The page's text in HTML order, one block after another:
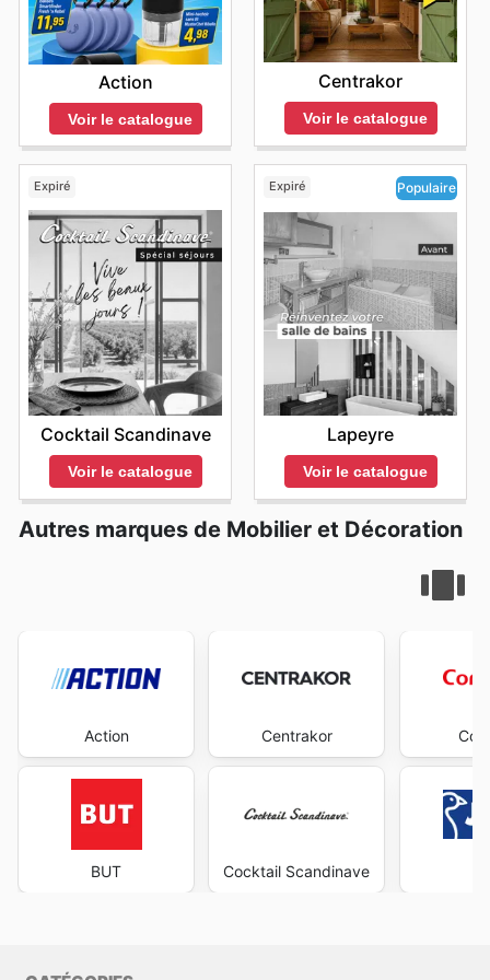
Action
Voir le catalogue
Centrakor
Voir le catalogue
Expiré
Cocktail Scandinave
Voir le catalogue
Expiré Populaire
Lapeyre
Voir le catalogue
Autres marques de Mobilier et Décoration
Action
BUT
Centrakor
Cocktail Scandinave